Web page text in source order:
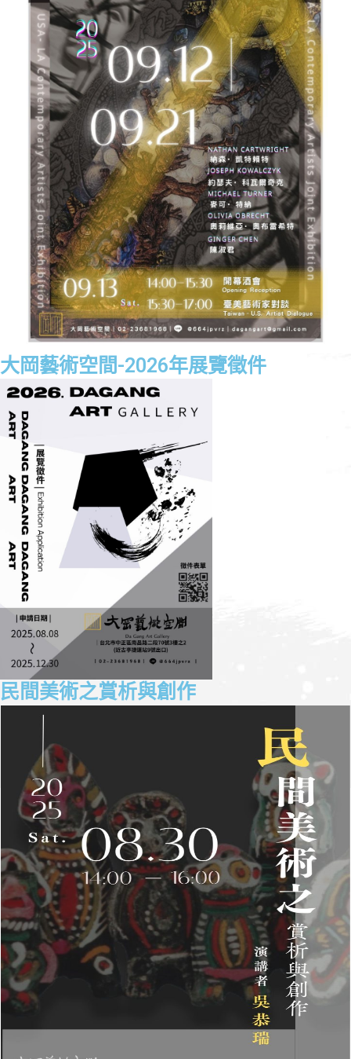
大岡藝術空間-2026年展覽徵件
民間美術之賞析與創作